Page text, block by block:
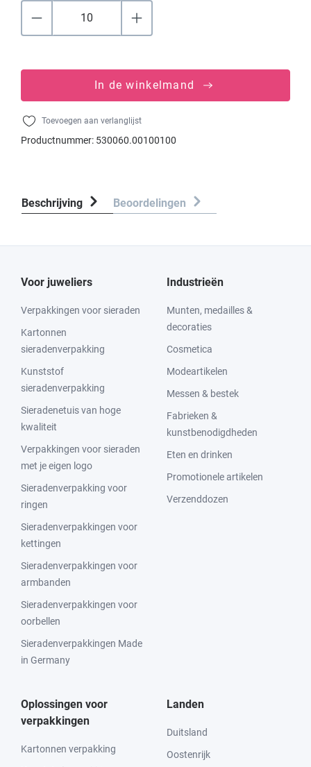
In de winkelmand
Toevoegen aan verlanglijst
Productnummer: 530060.00100100
Beschrijving Beoordelingen
Voor juweliers
Verpakkingen voor sieraden
Kartonnen
sieradenverpakking
Kunststof
sieradenverpakking
Sieradenetuis van hoge
kwaliteit
Verpakkingen voor sieraden
met je eigen logo
Sieradenverpakking voor
ringen
Sieradenverpakkingen voor
kettingen
Sieradenverpakkingen voor
armbanden
Sieradenverpakkingen voor
oorbellen
Sieradenverpakkingen Made
in Germany
Industrieën
Munten, medailles &
decoraties
Cosmetica
Modeartikelen
Messen & bestek
Fabrieken &
kunstbenodigdheden
Eten en drinken
Promotionele artikelen
Verzenddozen
Oplossingen voor
verpakkingen
Kartonnen verpakking
Landen
Duitsland
Oostenrijk